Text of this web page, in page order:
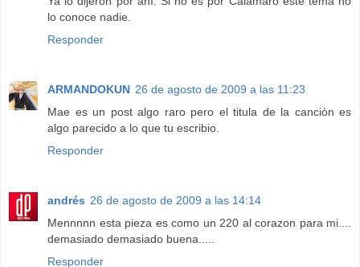
lo conoce nadie.
Responder
ARMANDOKUN 26 de agosto de 2009 a las 11:23
Mae es un post algo raro pero el titula de la canciòn es
algo parecido a lo que tu escribio.
Responder
andrés 26 de agosto de 2009 a las 14:14
Mennnnn esta pieza es como un 220 al corazon para mi....
demasiado demasiado buena.....
Responder